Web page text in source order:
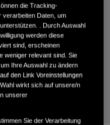
Angebote für das
die Tracking-
verarbeiten Daten, um
. Durch Auswahl
werden diese
sind, erscheinen
weniger relevant sind. Sie
Ihre Auswahl zu ändern
den Link Voreinstellungen
wirkt sich auf unsere/n
unserer
Sie der Verarbeitung